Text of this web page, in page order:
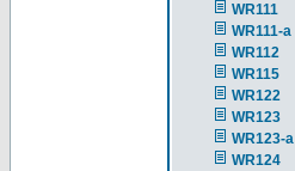
WR111
WR111-a
WR112
WR115
WR122
WR123
WR123-a
WR124